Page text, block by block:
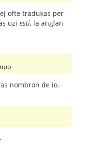
ofte tradukas per
uzi esti, la anglan
nombron de io.